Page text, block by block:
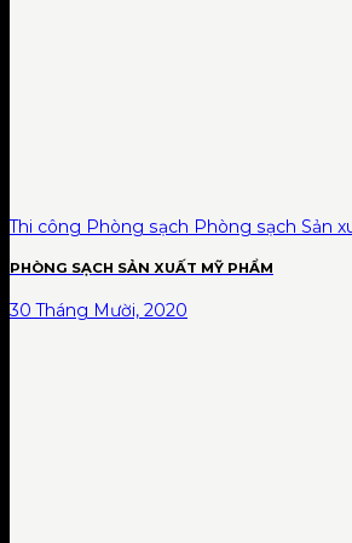
Thi công Phòng sạch Phòng sạch Sản
PHÒNG SẠCH SẢN XUẤT MỸ PHẨM
30 Tháng Mười, 2020